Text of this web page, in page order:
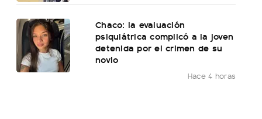
Chaco: la evaluación
psiquiátrica complicó a la joven
detenida por el crimen de su
novio
Hace 4 horas